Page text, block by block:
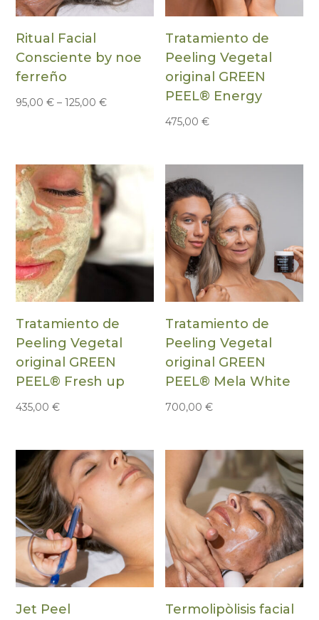
Ritual Facial
Consciente by noe
ferreño
95,00€ –125,00€
Tratamiento de
Peeling Vegetal
original GREEN
PEEL® Energy
475,00€
Tratamiento de
Peeling Vegetal
original GREEN
PEEL® Fresh up
435,00€
Tratamiento de
Peeling Vegetal
original GREEN
PEEL® Mela White
700,00€
Jet Peel
Termolipòlisis facial